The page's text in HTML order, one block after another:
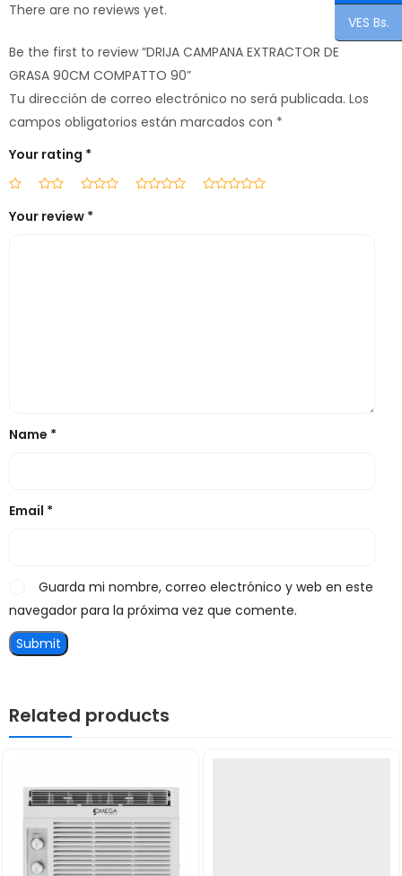
There are no reviews yet.
Be the first to review “DRIJA CAMPANA EXTRACTOR DE
GRASA 90CM COMPATTO 90”
Tu dirección de correo electrónico no será publicada. Los
campos obligatorios están marcados con *
Your rating *
Your review *
Name *
Email *
Guarda mi nombre, correo electrónico y web en este
navegador para la próxima vez que comente.
Related products
VES Bs.